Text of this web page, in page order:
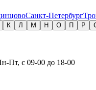
Санкт-Петербург
К Л М Н О П Р
Пт, с 09-00 до 18-00